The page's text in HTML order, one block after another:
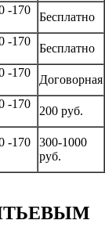
-170
Бесплатно
-170
Бесплатно
-170
Договорная
-170
200 руб.
-170
300-1000
руб.